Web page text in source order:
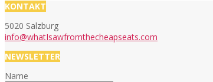
KONTAKT
5020 Salzburg
info@whatIsawfromthecheapseats.com
NEWSLETTER
Name